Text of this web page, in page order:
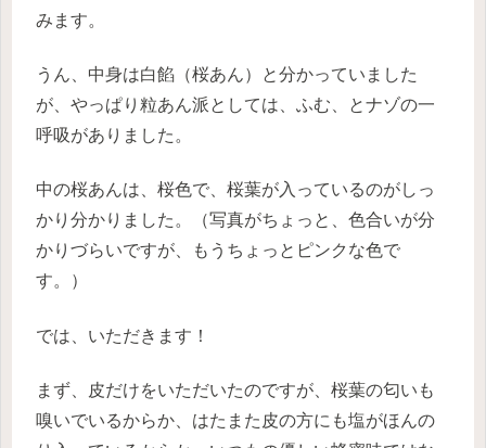
みます。
うん、中身は白餡（桜あん）と分かっていました
が、やっぱり粒あん派としては、ふむ、とナゾの一
呼吸がありました。
中の桜あんは、桜色で、桜葉が入っているのがしっ
かり分かりました。（写真がちょっと、色合いが分
かりづらいですが、もうちょっとピンクな色で
す。）
では、いただきます！
まず、皮だけをいただいたのですが、桜葉の匂いも
嗅いでいるからか、はたまた皮の方にも塩がほんの